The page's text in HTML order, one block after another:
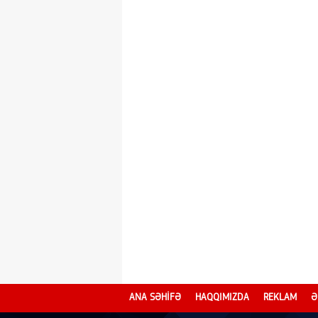
ANA SƏHİFƏ HAQQIMIZDA REKLAM